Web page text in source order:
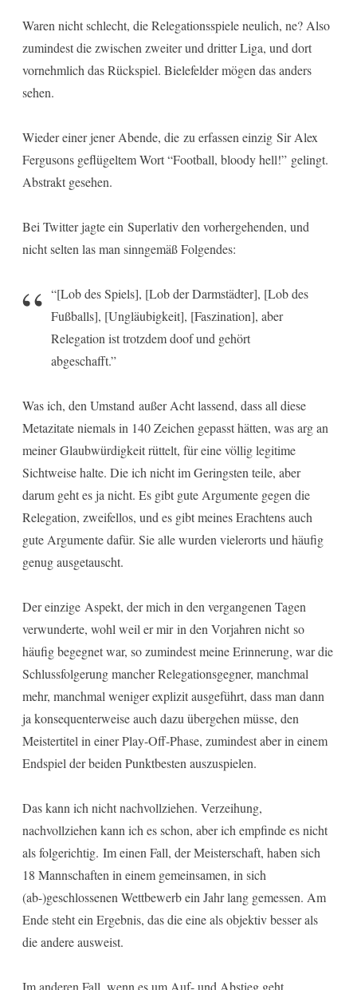
Waren nicht schlecht, die Relegationsspiele neulich, ne? Also
zumindest die zwischen zweiter und dritter Liga, und dort
vornehmlich das Rückspiel. Bielefelder mögen das anders
sehen.
Wieder einer jener Abende, die zu erfassen einzig Sir Alex
Fergusons geflügeltem Wort “Football, bloody hell!” gelingt.
Abstrakt gesehen.
Bei Twitter jagte ein Superlativ den vorhergehenden, und
nicht selten las man sinngemäß Folgendes:
“[Lob des Spiels], [Lob der Darmstädter], [Lob des
Fußballs], [Ungläubigkeit], [Faszination], aber
Relegation ist trotzdem doof und gehört
abgeschafft.”
Was ich, den Umstand außer Acht lassend, dass all diese
Metazitate niemals in 140 Zeichen gepasst hätten, was arg an
meiner Glaubwürdigkeit rüttelt, für eine völlig legitime
Sichtweise halte. Die ich nicht im Geringsten teile, aber
darum geht es ja nicht. Es gibt gute Argumente gegen die
Relegation, zweifellos, und es gibt meines Erachtens auch
gute Argumente dafür. Sie alle wurden vielerorts und häufig
genug ausgetauscht.
Der einzige Aspekt, der mich in den vergangenen Tagen
verwunderte, wohl weil er mir in den Vorjahren nicht so
häufig begegnet war, so zumindest meine Erinnerung, war die
Schlussfolgerung mancher Relegationsgegner, manchmal
mehr, manchmal weniger explizit ausgeführt, dass man dann
ja konsequenterweise auch dazu übergehen müsse, den
Meistertitel in einer Play-Off-Phase, zumindest aber in einem
Endspiel der beiden Punktbesten auszuspielen.
Das kann ich nicht nachvollziehen. Verzeihung,
nachvollziehen kann ich es schon, aber ich empfinde es nicht
als folgerichtig. Im einen Fall, der Meisterschaft, haben sich
18 Mannschaften in einem gemeinsamen, in sich
(ab-)geschlossenen Wettbewerb ein Jahr lang gemessen. Am
Ende steht ein Ergebnis, das die eine als objektiv besser als
die andere ausweist.
Im anderen Fall, wenn es um Auf- und Abstieg geht,